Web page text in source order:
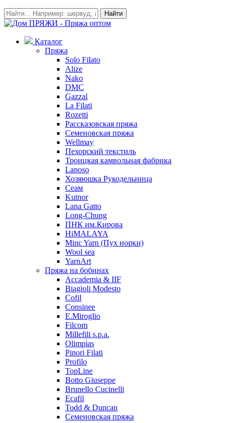
Найти
Каталог
Пряжа
Solo Filato
Alize
Nako
DMC
Gazzal
La Filati
Rozetti
Рассказовская пряжа
Семеновская пряжа
Wellmay
Пехорский текстиль
Троицкая камвольная фабрика
Lanoso
Хозяюшка Рукодельница
Сеам
Kutnor
Lana Gatto
Long-Chung
ПНК им.Кирова
HiMALAYA
Minc Yarn (Пух норки)
Wool sea
YarnArt
Пряжа на бобинах
Accademia & IIF
Biagioli Modesto
Cofil
Consinee
E.Miroglio
Filcom
Millefili s.p.a.
Olimpias
Pinori Filati
Profilo
TopLine
Botto Giuseppe
Brunello Cucinelli
Ecafil
Todd & Duncan
Семеновская пряжа